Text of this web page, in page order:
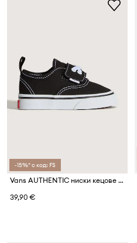
-15%* с код: FS
Vans AUTHENTIC ниски кецове за деца
39,90 €